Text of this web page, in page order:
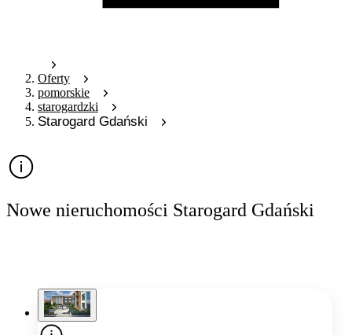
Oferty
pomorskie
starogardzki
Starogard Gdański
Nowe nieruchomości Starogard Gdański